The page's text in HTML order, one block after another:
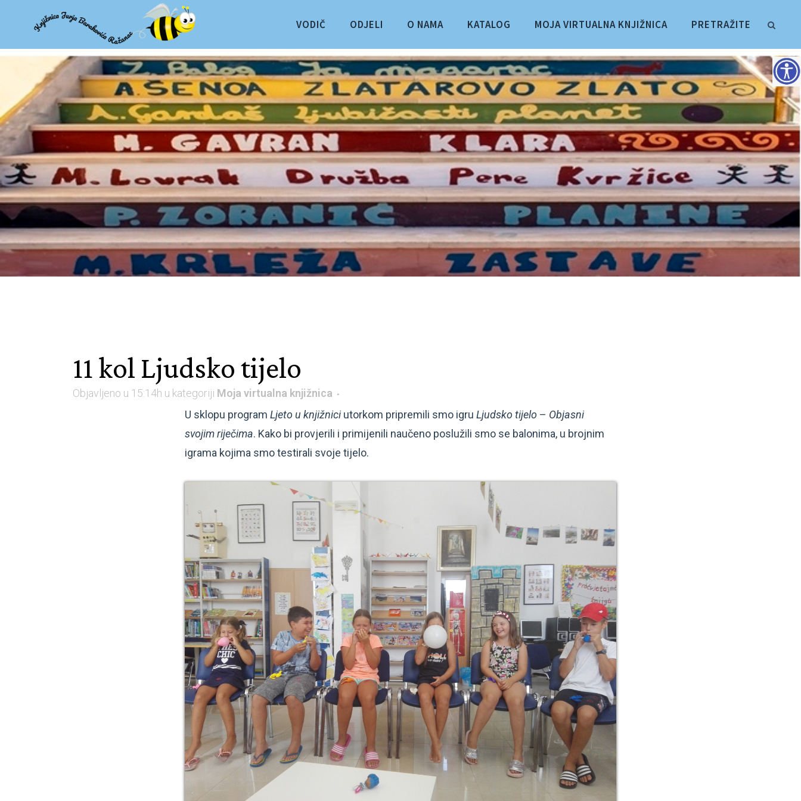
VODIČ ODJELI O NAMA KATALOG MOJA VIRTUALNA KNJIŽNICA PRETRAŽITE
11 kol Ljudsko tijelo
Objavljeno u 15:14h u kategoriji Moja virtualna knjižnica
U sklopu programLjeto u knjižniciutorkom pripremili smo igruLjudsko tijelo – Objasni
svojim riječima. Kako bi provjerili i primijenili naučeno poslužili smo se balonima, u brojnim
igrama kojima smo testirali svoje tijelo.